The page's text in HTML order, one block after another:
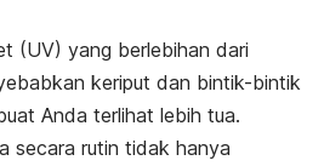
(UV) yang berlebihan dari
keriput dan bintik-bintik
Anda terlihat lebih tua.
secara rutin tidak hanya